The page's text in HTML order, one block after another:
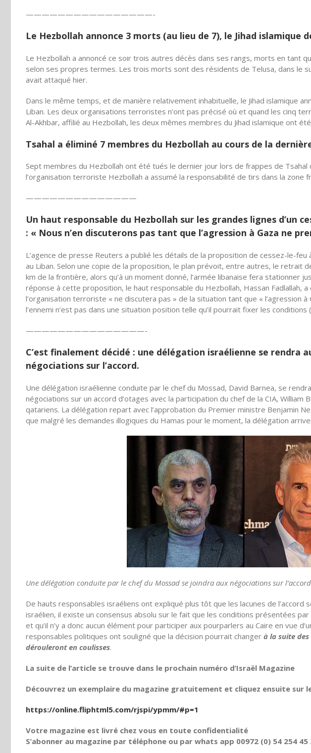
————————————————-
Le Hezbollah annonce 3 morts (au lieu de 7), le Jihad islamique
Le Hezbollah a annoncé ce soir trois autres décès dans ses rangs, morts en tant
selon ses propres termes. Les trois morts sont des résidents de Telusa, dans le
avait attaqué hier.
Dans le même temps, et de manière relativement inhabituelle, le Jihad islamique
Liban. Les deux organisations terroristes n’ont pas précisé où et quand les cinq
Al-Akhbar, affilié au Hezbollah, les deux mêmes membres du Jihad islamique ont
Tsahal a éliminé 7 membres du Hezbollah au cours de la
Sept membres du Hezbollah ont été tués le dernier jour lors de frappes de Tsahal
l’organisation terroriste Hezbollah a assumé la responsabilité de tirs dans la zone
——————————————
Un haut responsable du Hezbollah sur les grandes lignes d’un
: « Nous n’en discuterons pas tant que l’agression à Gaza ne
L’agence de presse Reuters a publié les détails de la proposition de cessez-le-
au Liban. Selon une copie de la proposition, le plan prévoit, entre autres, le retrait
km de la frontière, alors qu’à un moment donné, l’armée libanaise fera stationner
réponse à cette proposition, le haut responsable du Hezbollah, Hassan Fadlallah, a
l’organisation terroriste « ne discutera pas » de la situation tant que « l’agression
l’ennemi n’est pas dans une situation position telle qu’il pourrait fixer les conditions
———————————————-
C’est finalement décidé : une délégation israélienne se rendra
négociations sur l’accord.
Une délégation israélienne conduite par le chef du Mossad, David Barnea, se
négociations sur un accord d’otages avec la participation du chef de la CIA,
qatariens. La délégation repart avec l’approbation du Premier ministre Benjamin
que malgré les demandes illogiques du Hamas pour le moment, la délégation
Une délégation conduite par le chef du Mossad se joindra aux négociations sur
De hauts responsables israéliens ont expliqué plus tôt que les lacunes de
israélien, il existe un consensus absolu sur le fait que les conditions présentées par
et qu’il n’y a donc aucun élément pour participer aux pourparlers au Caire en vue
responsables politiques ont souligné que la décision pourrait changer à la suite
dérouleront en coulisses.
La suite de l’article se trouve dans le prochain numéro d’Israël Magazine
Découvrez un exemplaire du magazine gratuitement et cliquez ensuite sur
https://online.fliphtml5.com/rjspi/ypmm/#p=1
Votre magazine est livré chez vous en toute confidentialité
S’abonner au magazine par téléphone ou par whats app 00972 (0) 54 254 45